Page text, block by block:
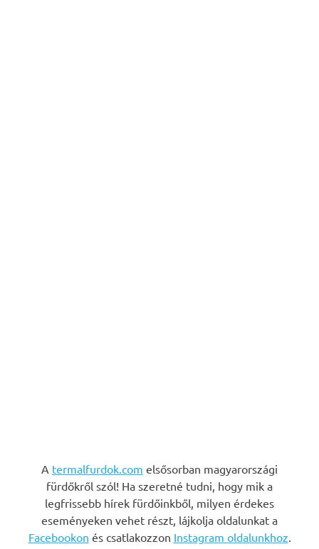
A termalfurdok.com elsősorban magyarországi
fürdőkről szól! Ha szeretné tudni, hogy mik a
legfrissebb hírek fürdőinkből, milyen érdekes
eseményeken vehet részt, lájkolja oldalunkat a
Facebookon és csatlakozzon Instagram oldalunkhoz.